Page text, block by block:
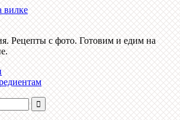
Рецепты с фото. Готовим и едим на